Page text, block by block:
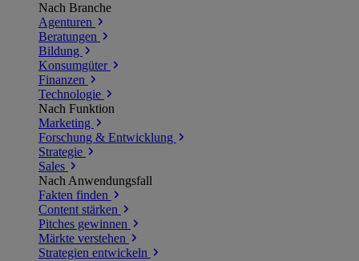
Nach Branche
Agenturen
Beratungen
Bildung
Konsumgüter
Finanzen
Technologie
Nach Funktion
Marketing
Forschung & Entwicklung
Strategie
Sales
Nach Anwendungsfall
Fakten finden
Content stärken
Pitches gewinnen
Märkte verstehen
Strategien entwickeln